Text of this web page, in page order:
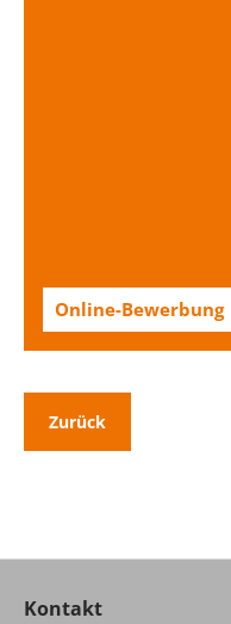
Online-Bewerbung
Zurück
Kontakt